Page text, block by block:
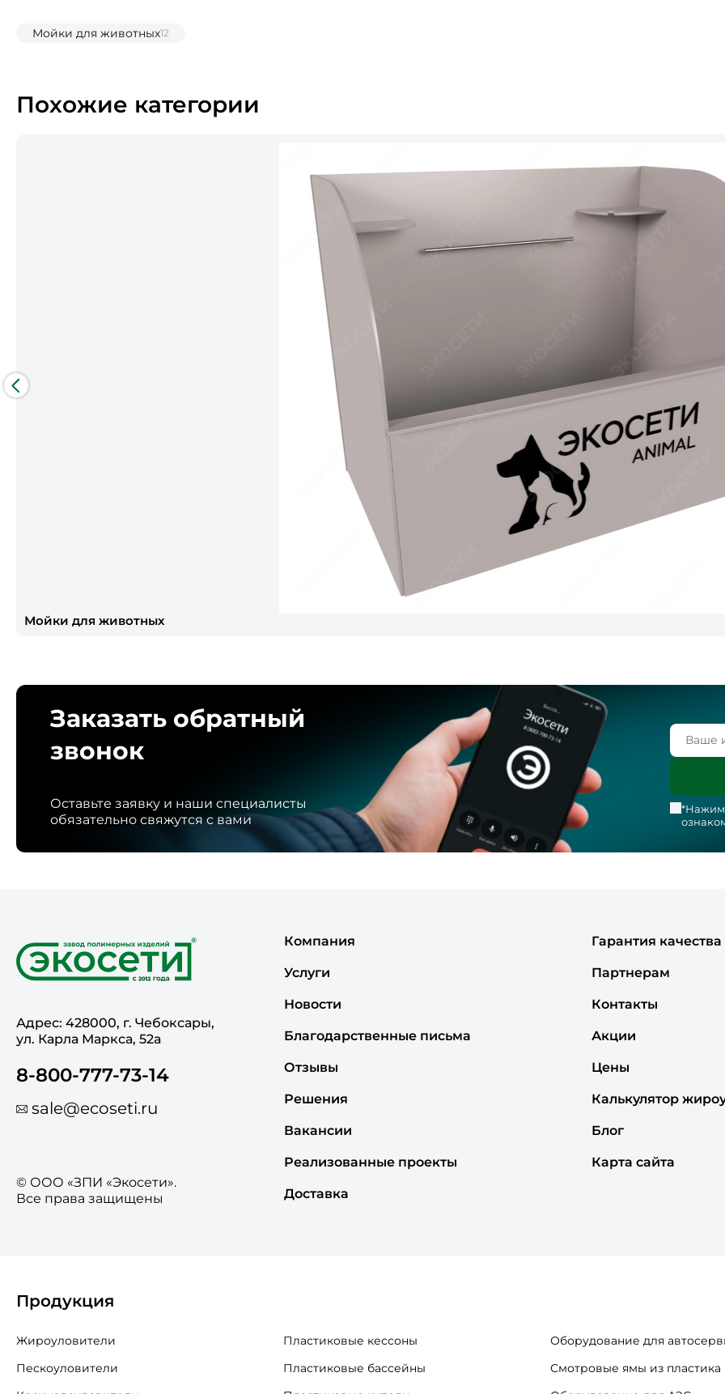
Мойки для животных12
Похожие категории
Мойки для животных
Заказать обратный
звонок
Оставьте заявку и наши специалисты
обязательно свяжутся с вами
Адрес: 428000, г. Чебоксары,
ул. Карла Маркса, 52а
8-800-777-73-14
sale@ecoseti.ru
© ООО «ЗПИ «Экосети».
Все права защищены
Компания
Услуги
Новости
Благодарственные письма
Отзывы
Решения
Вакансии
Реализованные проекты
Доставка
Гарантия качества
Партнерам
Контакты
Акции
Цены
Калькулятор
Блог
Карта сайта
Продукция
Жироуловители
Пескоуловители
Пластиковые кессоны
Пластиковые бассейны
Оборудование для
Смотровые ямы из пластика